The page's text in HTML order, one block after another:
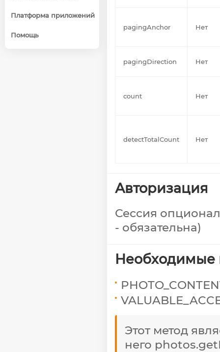
Платформа приложений
Помощь
pagingAnchor Нет
pagingDirection Нет
count Нет
detectTotalCount Нет
Авторизация
Сессия
- обязательна)
Необходимые
Этот метод
него